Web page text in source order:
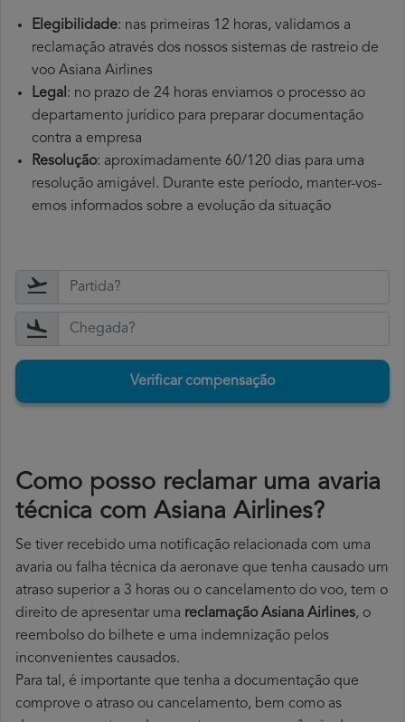
Elegibilidade: nas primeiras 12 horas, validamos a
reclamação através dos nossos sistemas de rastreio de
voo Asiana Airlines
Legal: no prazo de 24 horas enviamos o processo ao
departamento jurídico para preparar documentação
contra a empresa
Resolução: aproximadamente 60/120 dias para uma
resolução amigável. Durante este período, manter-vos-
emos informados sobre a evolução da situação
Verificar compensação
Como posso reclamar uma avaria
técnica com Asiana Airlines?
Se tiver recebido uma notificação relacionada com uma
avaria ou falha técnica da aeronave que tenha causado um
atraso superior a 3 horas ou o cancelamento do voo, tem o
direito de apresentar uma reclamação Asiana Airlines, o
reembolso do bilhete e uma indemnização pelos
inconvenientes causados.
Para tal, é importante que tenha a documentação que
comprove o atraso ou cancelamento, bem como as